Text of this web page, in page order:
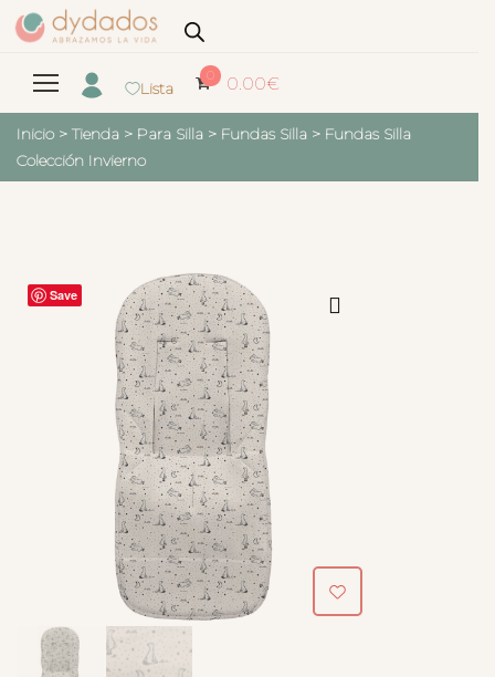
Lista
0 0.00€
Inicio > Tienda > Para Silla > Fundas Silla > Fundas Silla
Colección Invierno
Save